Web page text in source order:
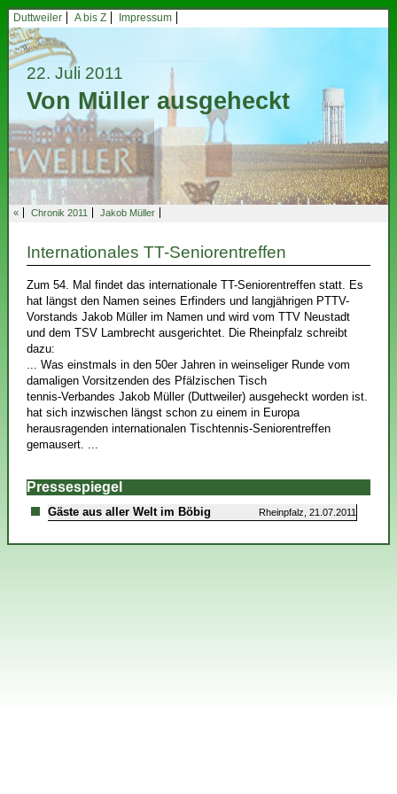
Duttweiler A bis Z Impressum
22. Juli 2011
Von Müller ausgeheckt
« Chronik 2011 Jakob Müller
Internationales TT-Seniorentreffen
Zum 54. Mal findet das internationale TT-Seniorentreffen statt. Es
hat längst den Namen seines Erfinders und langjährigen PTTV-
Vorstands Jakob Müller im Namen und wird vom TTV Neustadt
und dem TSV Lambrecht ausgerichtet. Die Rheinpfalz schreibt
dazu:
... Was einstmals in den 50er Jahren in weinseliger Runde vom
damaligen Vorsitzenden des Pfälzischen Tisch
tennis-Verbandes Jakob Müller (Duttweiler) ausgeheckt worden ist.
hat sich inzwischen längst schon zu einem in Europa
herausragenden internationalen Tischtennis-Seniorentreffen
gemausert. ...
Pressespiegel
Gäste aus aller Welt im Böbig Rheinpfalz, 21.07.2011